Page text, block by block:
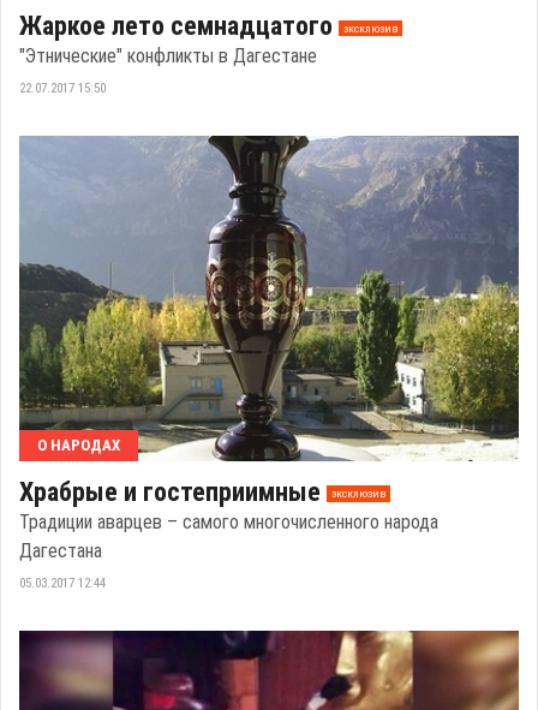
Жаркое лето семнадцатого эксклюзив
"Этнические" конфликты в Дагестане
22.07.2017 15:50
О НАРОДАХ
Храбрые и гостеприимные эксклюзив
Традиции аварцев – самого многочисленного народа
Дагестана
05.03.2017 12:44